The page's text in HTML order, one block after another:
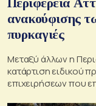
ανακούφισης
πυρκαγιές
Μεταξύ άλλων η
κατάρτιση ειδικού
επιχειρήσεων που